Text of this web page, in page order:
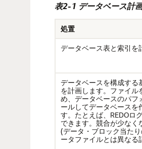
表2-1 データベース計
処置
データベース表と索引を
データベースを構成する
を計画します。ファイ
め、データベースのパフ
ールしてデータベースを
す。たとえば、REDOロ
できます。競合が少な
(データ・ブロック当た
ータファイルとは異なる